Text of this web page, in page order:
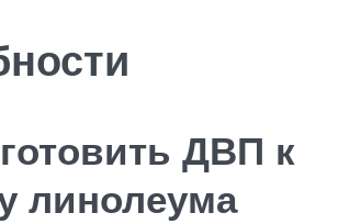
ДВП к
линолеума